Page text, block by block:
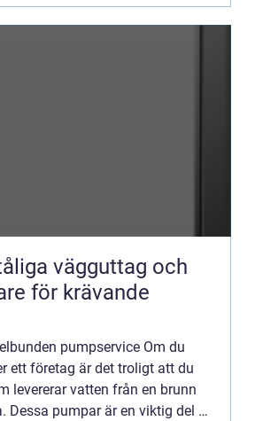
för krävande
pumpservice Om du
ett företag är det troligt att du
levererar vatten från en brunn
Dessa pumpar är en viktig del av